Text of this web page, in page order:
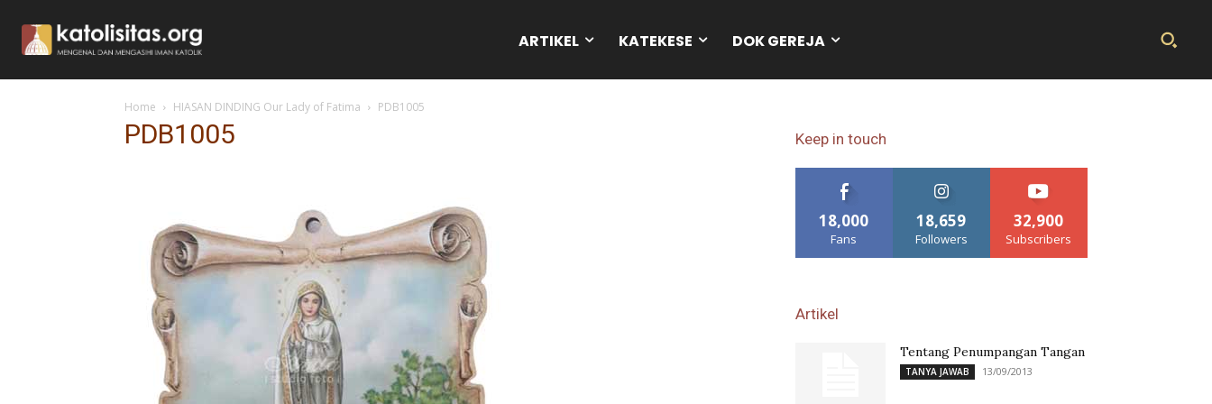
ARTIKEL KATEKESE DOK GEREJA
Home HIASAN DINDING Our Lady of Fatima PDB1005
PDB1005 Keep in touch
18,000
Fans
18,659
Followers
32,900
Subscribers
Artikel
Tentang Penumpangan Tangan
TANYA JAWAB 13/09/2013